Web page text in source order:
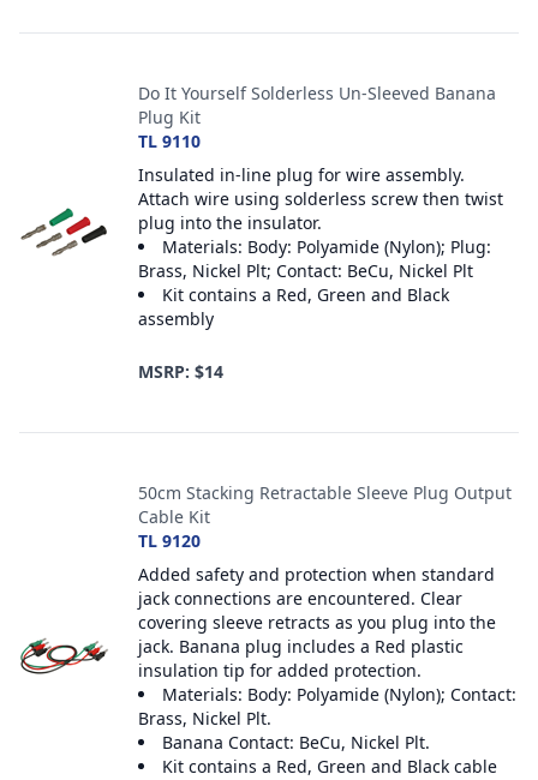
Do It Yourself Solderless Un-Sleeved Banana
Plug Kit
TL 9110
Insulated in-line plug for wire assembly.
Attach wire using solderless screw then twist
plug into the insulator.
Materials: Body: Polyamide (Nylon); Plug:
Brass, Nickel Plt; Contact: BeCu, Nickel Plt
Kit contains a Red, Green and Black
assembly
MSRP: $14
50cm Stacking Retractable Sleeve Plug Output
Cable Kit
TL 9120
Added safety and protection when standard
jack connections are encountered. Clear
covering sleeve retracts as you plug into the
jack. Banana plug includes a Red plastic
insulation tip for added protection.
Materials: Body: Polyamide (Nylon); Contact:
Brass, Nickel Plt.
Banana Contact: BeCu, Nickel Plt.
Kit contains a Red, Green and Black cable